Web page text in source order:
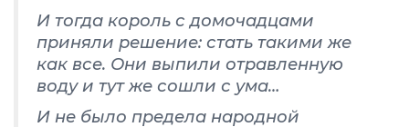
И тогда король с домочадцами
приняли решение: стать такими же
как все. Они выпили отравленную
воду и тут же сошли с ума…
И не было предела народной